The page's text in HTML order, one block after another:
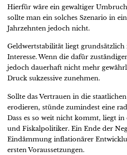
Hierfür wäre ein gewaltiger
sollte man ein solches Szenario in
Jahrzehnten jedoch nicht.
Geldwertstabilität liegt grundsätzlich
Interesse. Wenn die dafür
jedoch dauerhaft nicht mehr
Druck sukzessive zunehmen.
Sollte das Vertrauen in die
erodieren, stünde zumindest eine
Dass es so weit nicht kommt, liegt
und Fiskalpolitiker. Ein Ende der
Eindämmung inflationärer
ersten Voraussetzungen.